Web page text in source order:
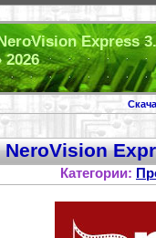
Express
2026
NeroVision
Категории: